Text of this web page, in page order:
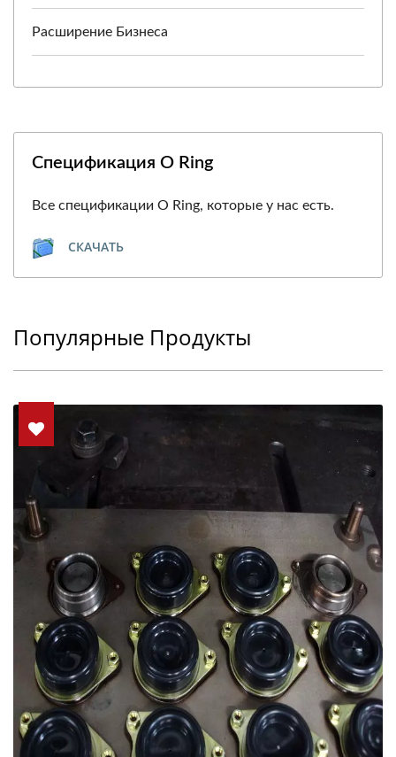
Расширение Бизнеса
Спецификация O Ring
Все спецификации O Ring, которые у нас есть.
СКАЧАТЬ
Популярные Продукты